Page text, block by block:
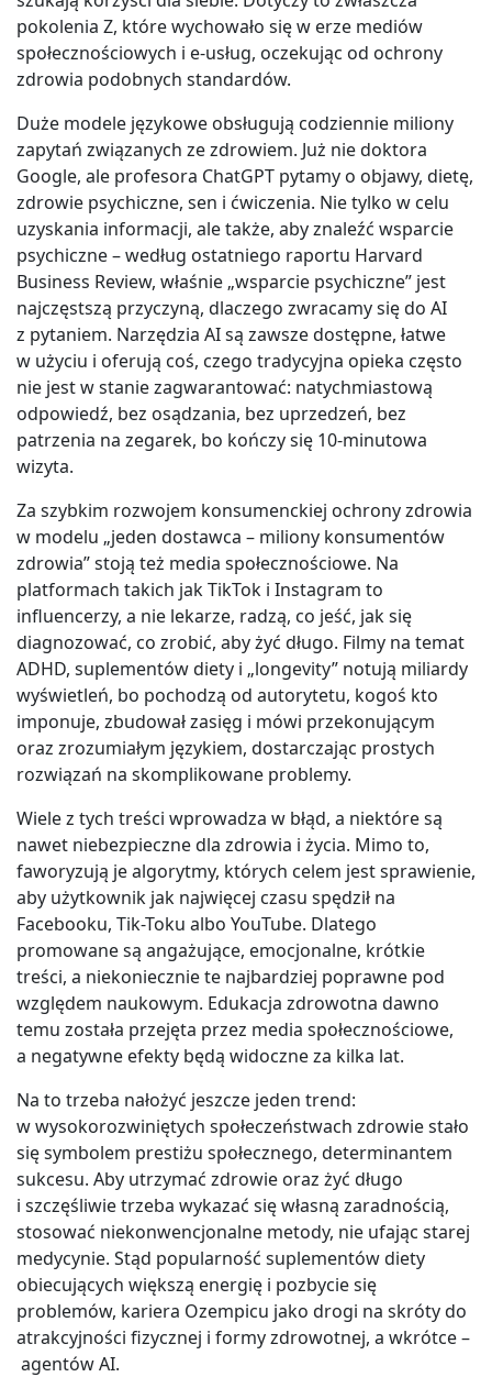
pokolenia Z, które wychowało się w erze mediów
społecznościowych i e-usług, oczekując od ochrony
zdrowia podobnych standardów.
Duże modele językowe obsługują codziennie miliony
zapytań związanych ze zdrowiem. Już nie doktora
Google, ale profesora ChatGPT pytamy o objawy, dietę,
zdrowie psychiczne, sen i ćwiczenia. Nie tylko w celu
uzyskania informacji, ale także, aby znaleźć wsparcie
psychiczne – według ostatniego raportu Harvard
Business Review, właśnie „wsparcie psychiczne” jest
najczęstszą przyczyną, dlaczego zwracamy się do AI
z pytaniem. Narzędzia AI są zawsze dostępne, łatwe
w użyciu i oferują coś, czego tradycyjna opieka często
nie jest w stanie zagwarantować: natychmiastową
odpowiedź, bez osądzania, bez uprzedzeń, bez
patrzenia na zegarek, bo kończy się 10-minutowa
wizyta.
Za szybkim rozwojem konsumenckiej ochrony zdrowia
w modelu „jeden dostawca – miliony konsumentów
zdrowia” stoją też media społecznościowe. Na
platformach takich jak TikTok i Instagram to
influencerzy, a nie lekarze, radzą, co jeść, jak się
diagnozować, co zrobić, aby żyć długo. Filmy na temat
ADHD, suplementów diety i „longevity” notują miliardy
wyświetleń, bo pochodzą od autorytetu, kogoś kto
imponuje, zbudował zasięg i mówi przekonującym
oraz zrozumiałym językiem, dostarczając prostych
rozwiązań na skomplikowane problemy.
Wiele z tych treści wprowadza w błąd, a niektóre są
nawet niebezpieczne dla zdrowia i życia. Mimo to,
faworyzują je algorytmy, których celem jest sprawienie,
aby użytkownik jak najwięcej czasu spędził na
Facebooku, Tik-Toku albo YouTube. Dlatego
promowane są angażujące, emocjonalne, krótkie
treści, a niekoniecznie te najbardziej poprawne pod
względem naukowym. Edukacja zdrowotna dawno
temu została przejęta przez media społecznościowe,
a negatywne efekty będą widoczne za kilka lat.
Na to trzeba nałożyć jeszcze jeden trend:
w wysokorozwiniętych społeczeństwach zdrowie stało
się symbolem prestiżu społecznego, determinantem
sukcesu. Aby utrzymać zdrowie oraz żyć długo
i szczęśliwie trzeba wykazać się własną zaradnością,
stosować niekonwencjonalne metody, nie ufając starej
medycynie. Stąd popularność suplementów diety
obiecujących większą energię i pozbycie się
problemów, kariera Ozempicu jako drogi na skróty do
atrakcyjności fizycznej i formy zdrowotnej, a wkrótce –
agentów AI.